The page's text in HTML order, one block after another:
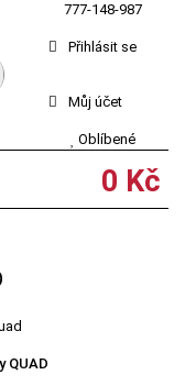
777-148-987
Přihlásit se
Můj účet
Oblíbené
0 Kč
QUAD